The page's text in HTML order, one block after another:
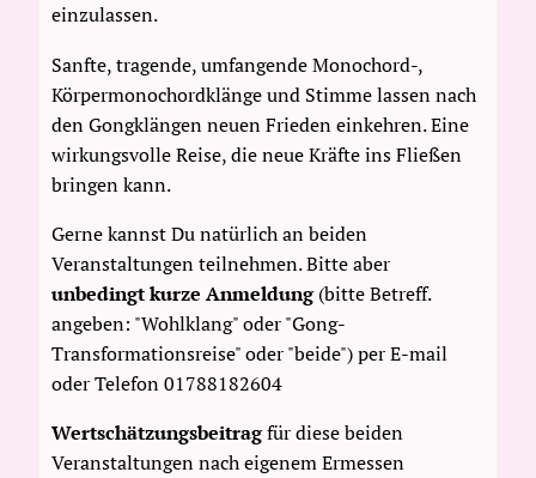
einzulassen.
Sanfte, tragende, umfangende Monochord-,
Körpermonochordklänge und Stimme lassen nach
den Gongklängen neuen Frieden einkehren. Eine
wirkungsvolle Reise, die neue Kräfte ins Fließen
bringen kann.
Gerne kannst Du natürlich an beiden
Veranstaltungen teilnehmen. Bitte aber
unbedingt kurze Anmeldung(bitte Betreff.
angeben: "Wohlklang" oder "Gong-
Transformationsreise" oder "beide") per E-mail
oder Telefon 01788182604
Wertschätzungsbeitragfür diese beiden
Veranstaltungen nach eigenem Ermessen